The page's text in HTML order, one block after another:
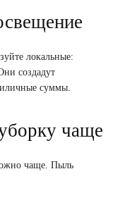
локальные:
создадут
суммы.
чаще
чаще. Пыль